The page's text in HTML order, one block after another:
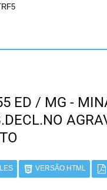
ED / MG -
VERSÃO HTML